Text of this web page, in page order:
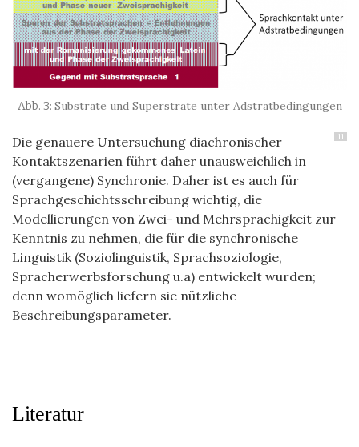
Substrate und Superstrate unter Adstratbedingungen
11
Die genauere Untersuchung diachronischer
Kontaktszenarien führt daher unausweichlich in
(vergangene) Synchronie. Daher ist es auch für
Sprachgeschichtsschreibung wichtig, die
Modellierungen von Zwei- und Mehrsprachigkeit zur
Kenntnis zu nehmen, die für die synchronische
Linguistik (Soziolinguistik, Sprachsoziologie,
Spracherwerbsforschung u.a) entwickelt wurden;
denn womöglich liefern sie nützliche
Beschreibungsparameter.
Literatur